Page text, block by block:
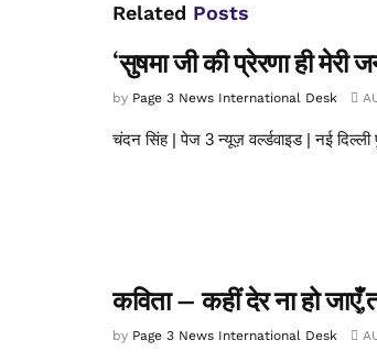
Related Posts
‘सुषमा जी की प्रेरणा ही मेरी
by Page 3 News International Desk
चंदन सिंह | पेज 3 न्यूज़ वर्ल्डवाइड | नई दिल्ली
कविता – कहीं देर ना हो
by Page 3 News International Desk